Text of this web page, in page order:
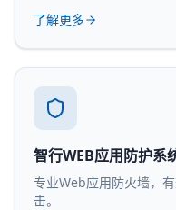
了解更多
智行WEB应用防护系
专业Web应用防火墙，
击。